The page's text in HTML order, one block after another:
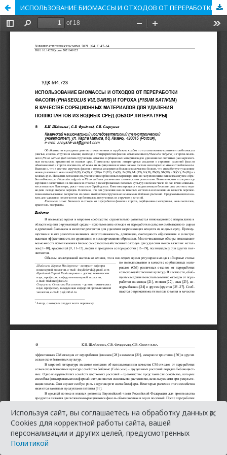
ИСПОЛЬЗОВАНИЕ БИОМАССЫ И ОТХОДОВ ОТ ПЕРЕРАБОТКИ ФАСОЛИ (PHASEOLUS VULGARIS) И ГОРОХА (PISUM SATIVUM) В КАЧЕСТВЕ СОРБЦИОННЫХ МАТЕРИАЛОВ ДЛЯ УДАЛЕНИЯ ПОЛЛЮТАНТОВ ИЗ ВОДНЫХ СРЕД (ОБЗОР ЛИТЕРАТУРЫ)
Используя сайт, вы соглашаетесь на обработку данных в
Cookies для корректной работы сайта, вашей
персонализации и других целей, предусмотренных
Политикой
×